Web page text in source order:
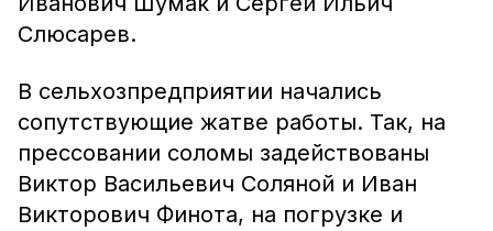
Слюсарев.
В сельхозпредприятии начались
сопутствующие жатве работы. Так, на
прессовании соломы задействованы
Виктор Васильевич Соляной и Иван
Викторович Финота, на погрузке и